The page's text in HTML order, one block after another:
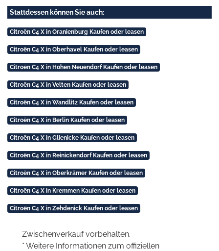
Stattdessen können Sie auch:
Citroën C4 X in Oranienburg Kaufen oder leasen
Citroën C4 X in Oberhavel Kaufen oder leasen
Citroën C4 X in Hohen Neuendorf Kaufen oder leasen
Citroën C4 X in Velten Kaufen oder leasen
Citroën C4 X in Wandlitz Kaufen oder leasen
Citroën C4 X in Berlin Kaufen oder leasen
Citroën C4 X in Glienicke Kaufen oder leasen
Citroën C4 X in Reinickendorf Kaufen oder leasen
Citroën C4 X in Oberkrämer Kaufen oder leasen
Citroën C4 X in Kremmen Kaufen oder leasen
Citroën C4 X in Zehdenick Kaufen oder leasen
Zwischenverkauf vorbehalten.
* Weitere Informationen zum offiziellen